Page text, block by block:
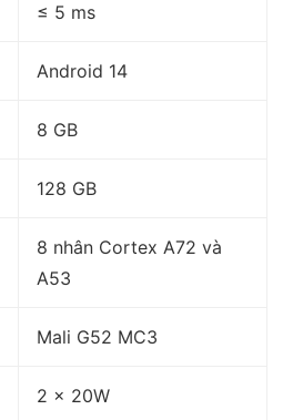
≤ 5 ms
Android 14
8 GB
128 GB
8 nhân Cortex A72 và
A53
Mali G52 MC3
2 x 20W